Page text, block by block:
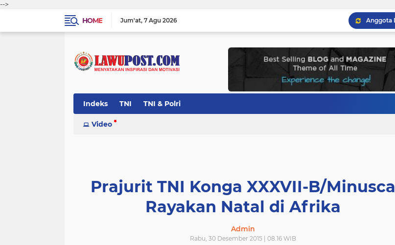
-->
HOME
Jum'at 7 Agu 2026
Indeks TNI TNI & Polri
Video
Prajurit TNI Konga XXXVII-B/Minusca
Rayakan Natal di Afrika
Admin
Rabu, 30 Desember 2015 | 08.16 WIB